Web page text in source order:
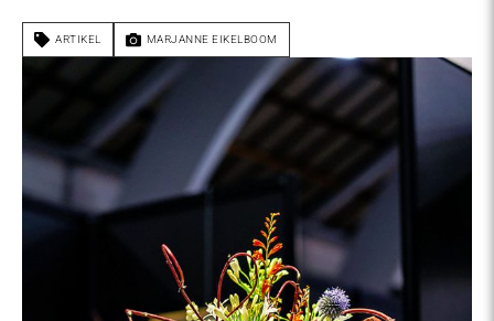
ARTIKEL MARJANNE EIKELBOOM